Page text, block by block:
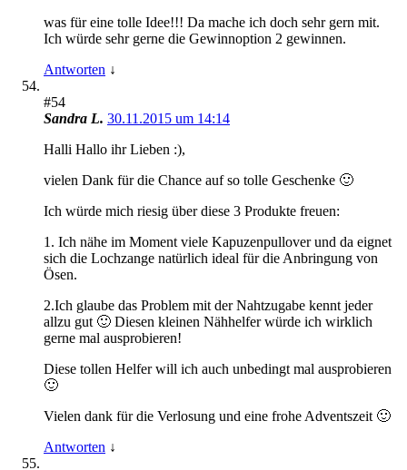
was für eine tolle Idee!!! Da mache ich doch sehr gern mit.
Ich würde sehr gerne die Gewinnoption 2 gewinnen.
Antworten ↓
#54
Sandra L. 30.11.2015 um 14:14
Halli Hallo ihr Lieben :),
vielen Dank für die Chance auf so tolle Geschenke 🙂
Ich würde mich riesig über diese 3 Produkte freuen:
1. Ich nähe im Moment viele Kapuzenpullover und da eignet
sich die Lochzange natürlich ideal für die Anbringung von
Ösen.
2.Ich glaube das Problem mit der Nahtzugabe kennt jeder
allzu gut 🙂 Diesen kleinen Nähhelfer würde ich wirklich
gerne mal ausprobieren!
Diese tollen Helfer will ich auch unbedingt mal ausprobieren
🙂
Vielen dank für die Verlosung und eine frohe Adventszeit 🙂
Antworten ↓